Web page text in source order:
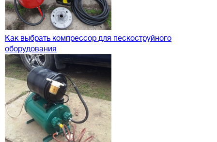
Как выбрать компрессор для пескоструйного
оборудования